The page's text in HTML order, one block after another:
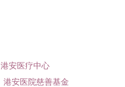
港安医疗中心
港安医院慈善基金